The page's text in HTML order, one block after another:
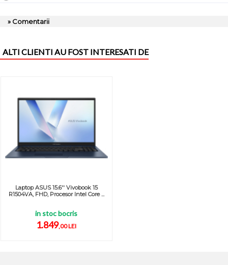
» Comentarii
ALTI CLIENTI AU FOST INTERESATI DE
Laptop ASUS 15.6'' Vivobook 15
R1504VA, FHD, Procesor Intel Core ...
in stoc bocris
1.849,00 LEI